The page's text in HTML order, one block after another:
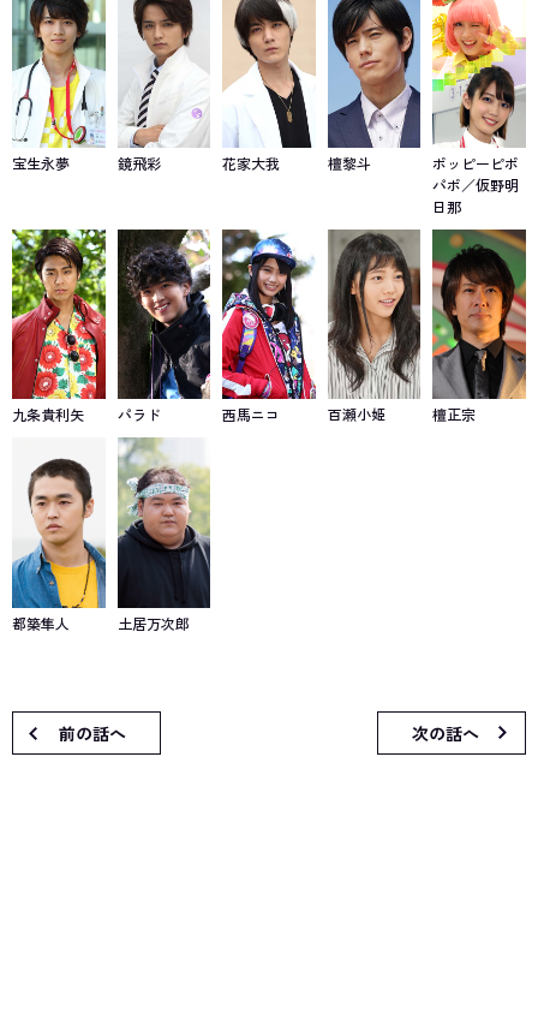
宝生永夢 鏡飛彩 花家大我 檀黎斗
ポッピーピポ
パポ／仮野明
日那
九条貴利矢 パラド 西馬ニコ 百瀬小姫 檀正宗
都築隼人 土居万次郎
前の話へ 次の話へ